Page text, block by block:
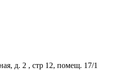
д. 2 , стр 12, помещ. 17/1